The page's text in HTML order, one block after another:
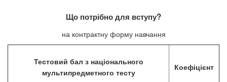
Що потрібно для вступу?
на контрактну форму навчання
Тестовий бал з національного
мультипредметного тесту
Коефіцієнт